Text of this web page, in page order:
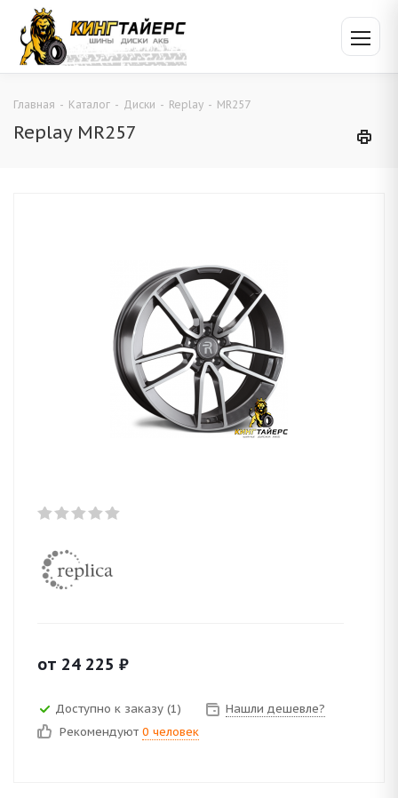
Главная - Каталог - Диски - Replay - MR257
Replay MR257
от 24 225 ₽
Доступно к заказу (1)
Нашли дешевле?
Рекомендуют 0 человек